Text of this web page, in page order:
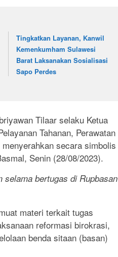
Tingkatkan Layanan, Kanwil
Kemenkumham Sulawesi
Barat Laksanakan Sosialisasi
Sapo Perdes
Tilaar selaku Ketua
Tahanan, Perawatan
secara simbolis
Senin (28/08/2023).
selama bertugas di Rupbasan
materi terkait tugas
reformasi birokrasi,
benda sitaan (basan)